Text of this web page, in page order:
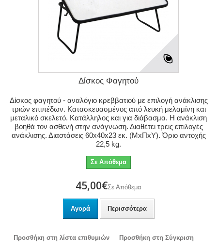
Δίσκος Φαγητού
Δίσκος φαγητού - αναλόγιο κρεββατιού με επιλογή ανάκλισης
τριών επιπέδων. Κατασκευασμένος από λευκή μελαμίνη και
μεταλικό σκελετό. Κατάλληλος και για διάβασμα. Η ανάκλιση
βοηθά τον ασθενή στην ανάγνωση. Διαθέτει τρεις επιλογές
ανάκλισης. Διαστάσεις 60x40x23 εκ. (MxΠxY). Όριο αντοχής
22,5 kg.
Σε Απόθεμα
45,00€Σε Απόθεμα
Αγορά Περισσότερα
Προσθήκη στη λίστα επιθυμιών Προσθήκη στη Σύγκριση